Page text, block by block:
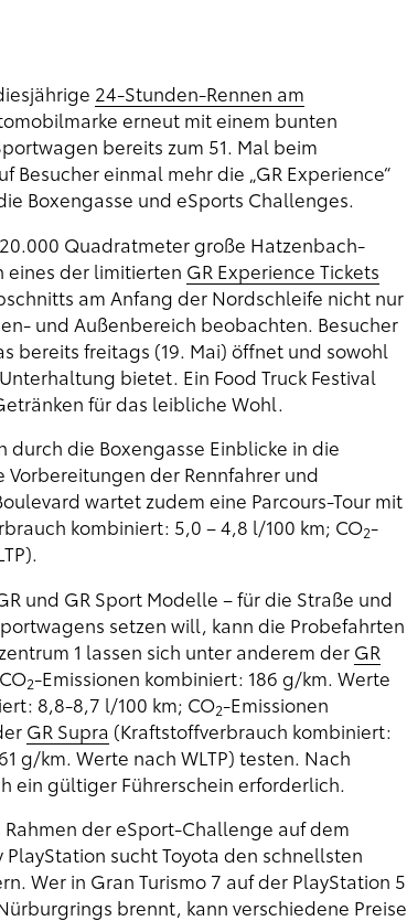
24-Stunden-Rennen am
erneut mit einem bunten
bereits zum 51. Mal beim
einmal mehr die „GR Experience“
Boxengasse und eSports Challenges.
Quadratmeter große Hatzenbach-
eines der limitierten GR Experience Tickets
am Anfang der Nordschleife nicht nur
und Außenbereich beobachten. Besucher
bereits freitags (19. Mai) öffnet und sowohl
bietet. Ein Food Truck Festival
für das leibliche Wohl.
die Boxengasse Einblicke in die
der Rennfahrer und
wartet zudem eine Parcours-Tour mit
kombiniert: 5,0 – 4,8 l/100 km; CO2-
und GR Sport Modelle – für die Straße und
setzen will, kann die Probefahrten
1 lassen sich unter anderem der GR
2-Emissionen kombiniert: 186 g/km. Werte
8,8-8,7 l/100 km; CO2-Emissionen
GR Supra (Kraftstoffverbrauch kombiniert:
g/km. Werte nach WLTP) testen. Nach
ein gültiger Führerschein erforderlich.
der eSport-Challenge auf dem
sucht Toyota den schnellsten
Wer in Gran Turismo 7 auf der PlayStation 5
brennt, kann verschiedene Preise